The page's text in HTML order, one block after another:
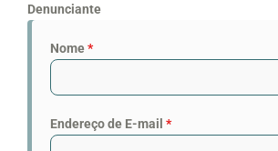
Denunciante
Nome*
Endereço de E-mail *